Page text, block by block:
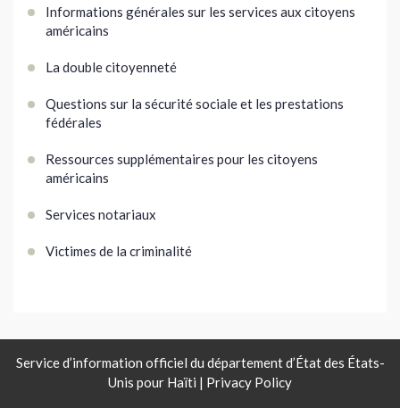
Informations générales sur les services aux citoyens
américains
La double citoyenneté
Questions sur la sécurité sociale et les prestations
fédérales
Ressources supplémentaires pour les citoyens
américains
Services notariaux
Victimes de la criminalité
Service d’information officiel du département d’État des États-
Unis pour Haïti | Privacy Policy